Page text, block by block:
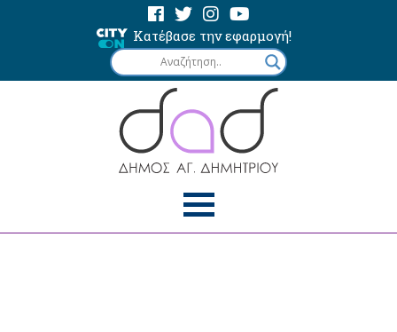
Κατέβασε την εφαρμογή!